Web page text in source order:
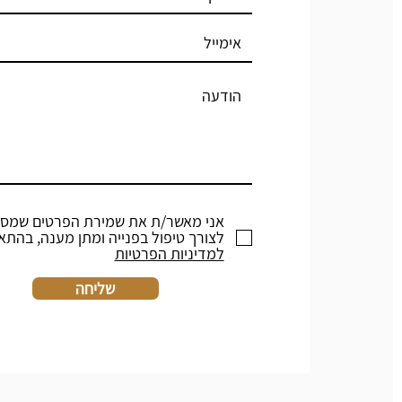
אני מאשר/ת את שמירת הפרטים
לצורך טיפול בפנייה ומתן מענה,
למדיניות הפרטיות
שליחה